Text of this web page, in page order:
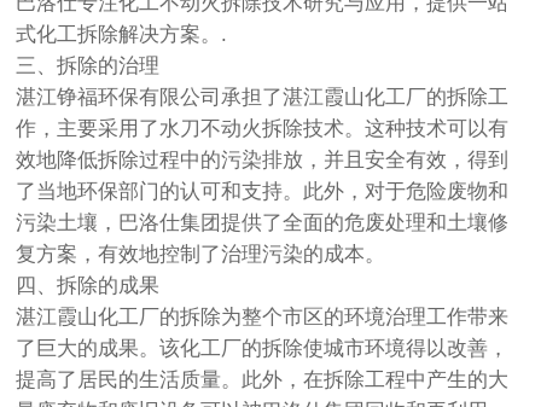
式化工拆除解决方案。.
三、拆除的治理
湛江铮福环保有限公司承担了湛江霞山化工厂的拆除工
作，主要采用了水刀不动火拆除技术。这种技术可以有
效地降低拆除过程中的污染排放，并且安全有效，得到
了当地环保部门的认可和支持。此外，对于危险废物和
污染土壤，巴洛仕集团提供了全面的危废处理和土壤修
复方案，有效地控制了治理污染的成本。
四、拆除的成果
湛江霞山化工厂的拆除为整个市区的环境治理工作带来
了巨大的成果。该化工厂的拆除使城市环境得以改善，
提高了居民的生活质量。此外，在拆除工程中产生的大